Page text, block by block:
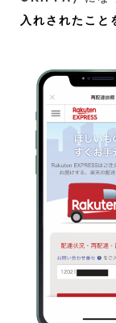
入れされたこと